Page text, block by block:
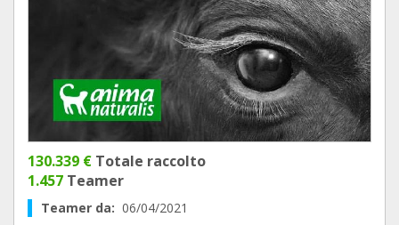
130.339 € Totale raccolto
1.457 Teamer
Teamer da: 06/04/2021